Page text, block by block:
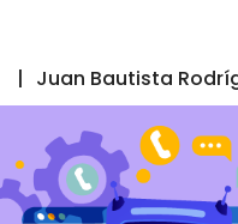
Juan Bautista